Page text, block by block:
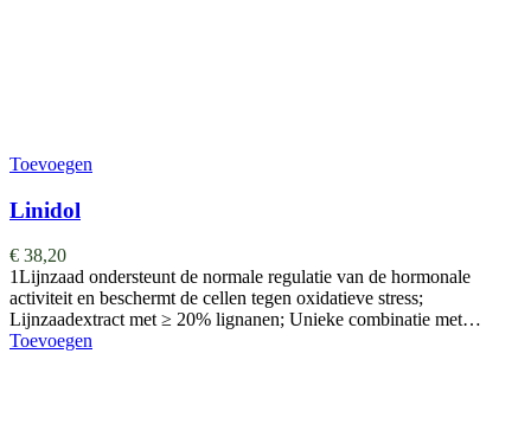
Toevoegen
Linidol
€ 38,20
1Lijnzaad ondersteunt de normale regulatie van de hormonale
activiteit en beschermt de cellen tegen oxidatieve stress;
Lijnzaadextract met ≥ 20% lignanen; Unieke combinatie met…
Toevoegen